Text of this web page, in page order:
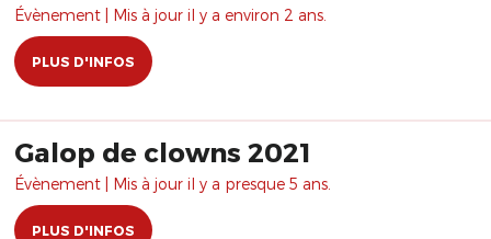
Évènement | Mis à jour il y a environ 2 ans.
PLUS D'INFOS
Galop de clowns 2021
Évènement | Mis à jour il y a presque 5 ans.
PLUS D'INFOS